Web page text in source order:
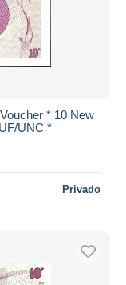
* 10 New
UNC *
Privado